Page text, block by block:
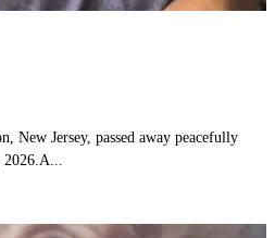
New Jersey, passed away peacefully
2026.A...